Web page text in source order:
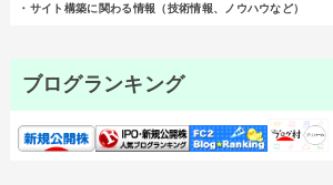
・サイト構築に関わる情報（技術情報、ノウハウなど）
ブログランキング